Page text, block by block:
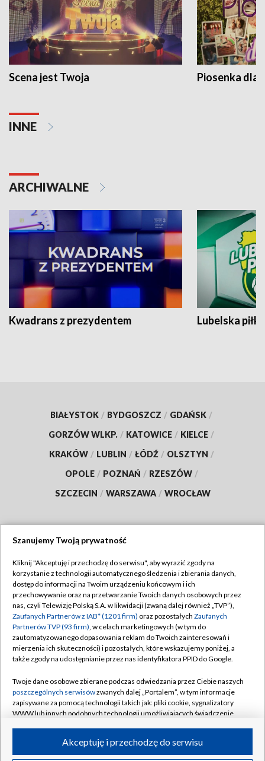
Scena jest Twoja Piosenka dla
INNE
ARCHIWALNE
Kwadrans z prezydentem Lubelska piłka
BIAŁYSTOK / BYDGOSZCZ / GDAŃSK /
GORZÓW WLKP. / KATOWICE / KIELCE /
KRAKÓW / LUBLIN / ŁÓDŹ / OLSZTYN /
OPOLE / POZNAŃ / RZESZÓW /
SZCZECIN / WARSZAWA / WROCŁAW
TVP
Abonament TVP
Emisja w TVP
Centrum informacji TVP
Naziemna Telewizja Cyfrowa
Rada Programowa
System NOS
Informacje o nadawcy
Program dla prasy
Regulamin TVP
Polityka prywatności
Moje zgody
Pomoc
Kontakt
Kanały
Szanujemy Twoją prywatność
Kliknij "Akceptuję i przechodzę do serwisu", aby wyrazić zgody na
korzystanie z technologii automatycznego śledzenia i zbierania danych,
dostęp do informacji na Twoim urządzeniu końcowym i ich
przechowywanie oraz na przetwarzanie Twoich danych osobowych przez
nas, czyli Telewizję Polską S.A. w likwidacji (zwaną dalej również „TVP”),
Zaufanych Partnerów z IAB* (1201 firm) oraz pozostałych Zaufanych
Partnerów TVP (93 firm), w celach marketingowych (w tym do
zautomatyzowanego dopasowania reklam do Twoich zainteresowań i
mierzenia ich skuteczności) i pozostałych, które wskazujemy poniżej, a
także zgody na udostępnianie przez nas identyfikatora PPID do Google.
Twoje dane osobowe zbierane podczas odwiedzania przez Ciebie naszych
poszczególnych serwisówzwanych dalej „Portalem”, w tym informacje
zapisywane za pomocą technologii takich jak: pliki cookie, sygnalizatory
WWW lub innych podobnych technologii umożliwiających świadczenie
ruchu w Internecie.Akceptuję i przechodzę do serwisu